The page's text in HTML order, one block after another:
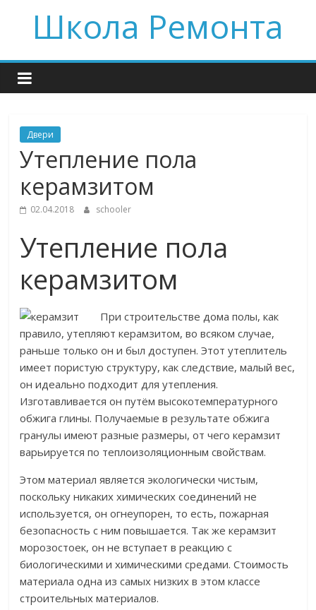
contentШкола Ремонта
Двери
Утепление пола
керамзитом
02.04.2018 schooler
Утепление пола
керамзитом
При строительстве дома полы, как
правило, утепляют керамзитом, во всяком случае,
раньше только он и был доступен. Этот утеплитель
имеет пористую структуру, как следствие, малый вес,
он идеально подходит для утепления.
Изготавливается он путём высокотемпературного
обжига глины. Получаемые в результате обжига
гранулы имеют разные размеры, от чего керамзит
варьируется по теплоизоляционным свойствам.
Этом материал является экологически чистым,
поскольку никаких химических соединений не
используется, он огнеупорен, то есть, пожарная
безопасность с ним повышается. Так же керамзит
морозостоек, он не вступает в реакцию с
биологическими и химическими средами. Стоимость
материала одна из самых низких в этом классе
строительных материалов.